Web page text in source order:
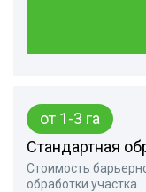
от 1-3 га
Стандартная
Стоимость
обработки участка